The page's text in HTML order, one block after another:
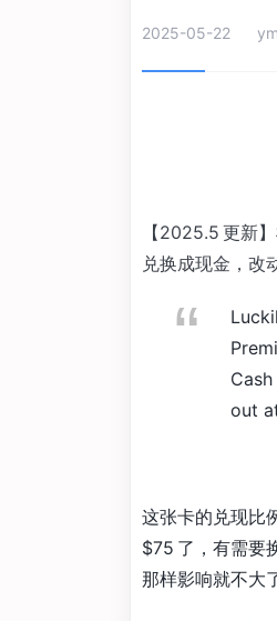
2025-05-22
【2025.5 更新
兑换成现金，改
out
这张卡的兑现比
$75 了，有需要
那样影响就不大